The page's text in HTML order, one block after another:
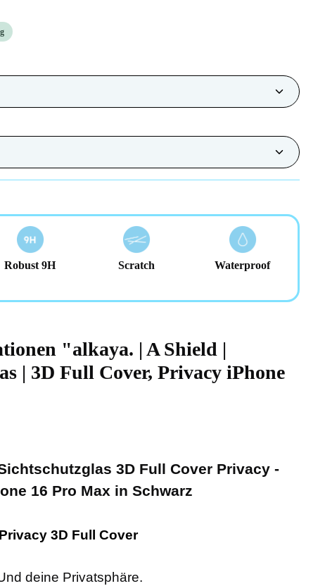
Robust 9H Scratch Waterproof
"alkaya. | A Shield |
| 3D Full Cover, Privacy iPhone
3D Full Cover Privacy -
16 Pro Max in Schwarz
3D Full Cover
deine Privatsphäre.